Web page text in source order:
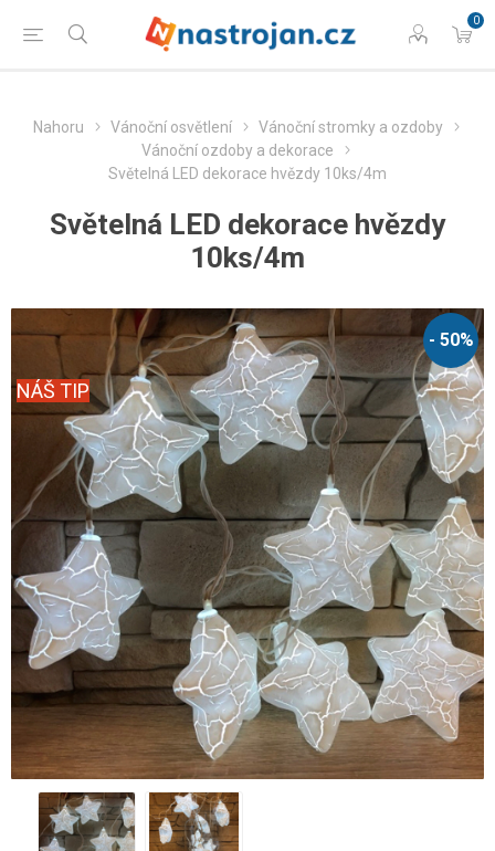
0
Nahoru Vánoční osvětlení
Vánoční stromky a ozdoby
Vánoční ozdoby a dekorace
Světelná LED dekorace hvězdy 10ks/4m
Světelná LED dekorace hvězdy
10ks/4m
- 50%
NÁŠ TIP